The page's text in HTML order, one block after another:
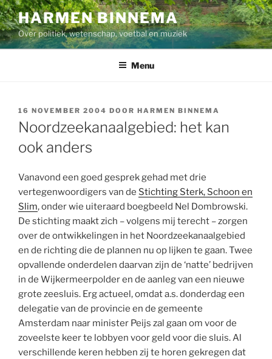
Ga
naar
de
inhoud
HARMEN BINNEMA
Over politiek, wetenschap, voetbal en muziek
Menu
GEPLAATST
OP
16 NOVEMBER 2004 DOOR HARMEN BINNEMA
Noordzeekanaalgebied: het kan
ook anders
Vanavond een goed gesprek gehad met drie
vertegenwoordigers van de Stichting Sterk, Schoon en
Slim, onder wie uiteraard boegbeeld Nel Dombrowski.
De stichting maakt zich – volgens mij terecht – zorgen
over de ontwikkelingen in het Noordzeekanaalgebied
en de richting die de plannen nu op lijken te gaan. Twee
opvallende onderdelen daarvan zijn de ‘natte’ bedrijven
in de Wijkermeerpolder en de aanleg van een nieuwe
grote zeesluis. Erg actueel, omdat a.s. donderdag een
delegatie van de provincie en de gemeente
Amsterdam naar minister Peijs zal gaan om voor de
zoveelste keer te lobbyen voor geld voor die sluis. Al
verschillende keren hebben zij te horen gekregen dat